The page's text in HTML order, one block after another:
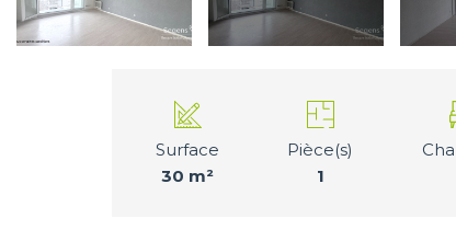
Surface
30 m²
Pièce(s)
1